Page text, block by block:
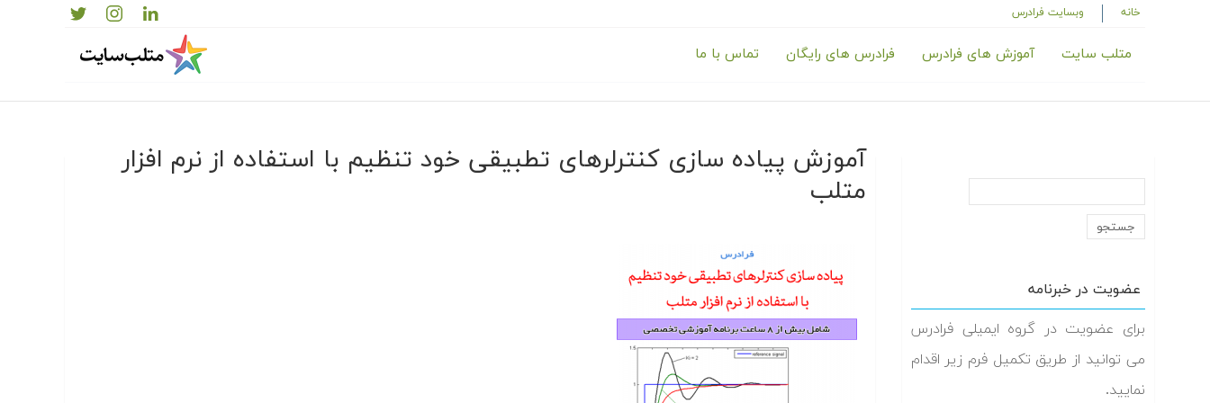
خانه وبسایت فرادرس
متلب سایت آموزش های فرادرس فرادرس های رایگان تماس با ما
عضویت در خبرنامه
برای عضویت در گروه ایمیلی فرادرس
می توانید از طریق تکمیل فرم زیر اقدام
نمایید.
آموزش پیاده سازی کنترلرهای تطبیقی خود تنظیم با استفاده از نرم افزار
متلب